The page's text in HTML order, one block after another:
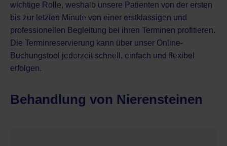
wichtige Rolle, weshalb unsere Patienten von der ersten
bis zur letzten Minute von einer erstklassigen und
professionellen Begleitung bei ihren Terminen profitieren.
Die Terminreservierung kann über unser Online-
Buchungstool jederzeit schnell, einfach und flexibel
erfolgen.
Behandlung von Nierensteinen